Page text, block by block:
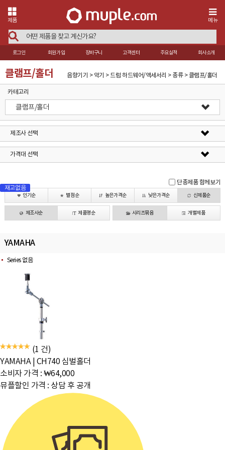
제품 메뉴
로그인 회원가입 장바구니 고객센터 주요실적 회사소개
클램프/홀더 음향기기 > 악기 > 드럼 하드웨어/액세서리 > 종류 > 클램프/홀더
카테고리
클램프/홀더
제조사 선택
가격대 선택
단종제품 함께보기
인기순 별점순 높은가격순 낮은가격순 신제품순
제조사순 제품명순 시리즈묶음 개별제품
YAMAHA
Series 없음
재고없음
(1 건)
YAMAHA
CH740 심벌홀더
소비자 가격 : ₩64,000
뮤플할인 가격 : 상담 후 공개
재고없음